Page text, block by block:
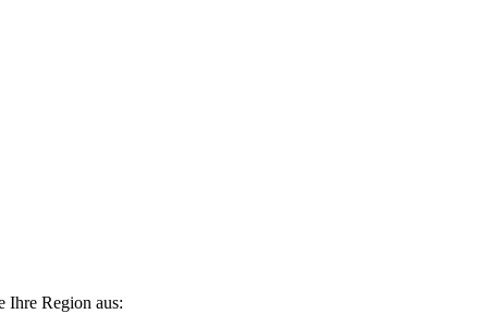
Ihre Region aus: